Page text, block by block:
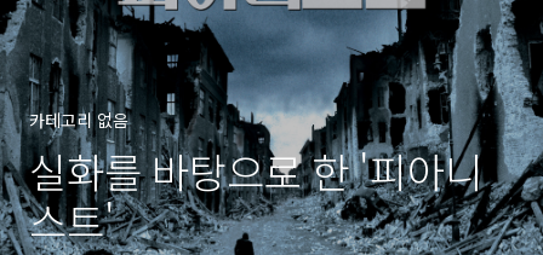
카테고리 없음
실화를 바탕으로 한 '피아니
스트'